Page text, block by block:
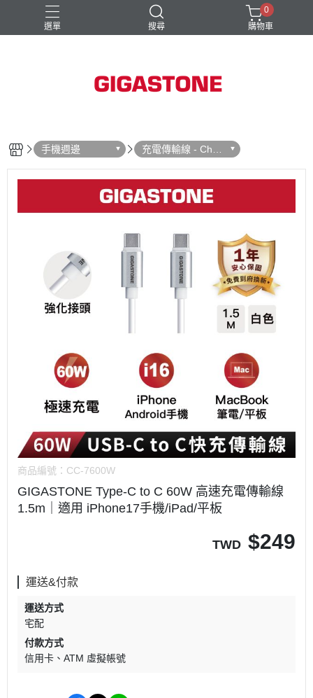
選單 搜尋
0
購物車
手機週邊
充電傳輸線 - Char
ging Cable
商品編號： CC-7600W
GIGASTONE Type-C to C 60W 高速充電傳輸線
1.5m｜適用 iPhone17手機/iPad/平板
TWD $249
運送&付款
運送方式
宅配
付款方式
信用卡
ATM 虛擬帳號